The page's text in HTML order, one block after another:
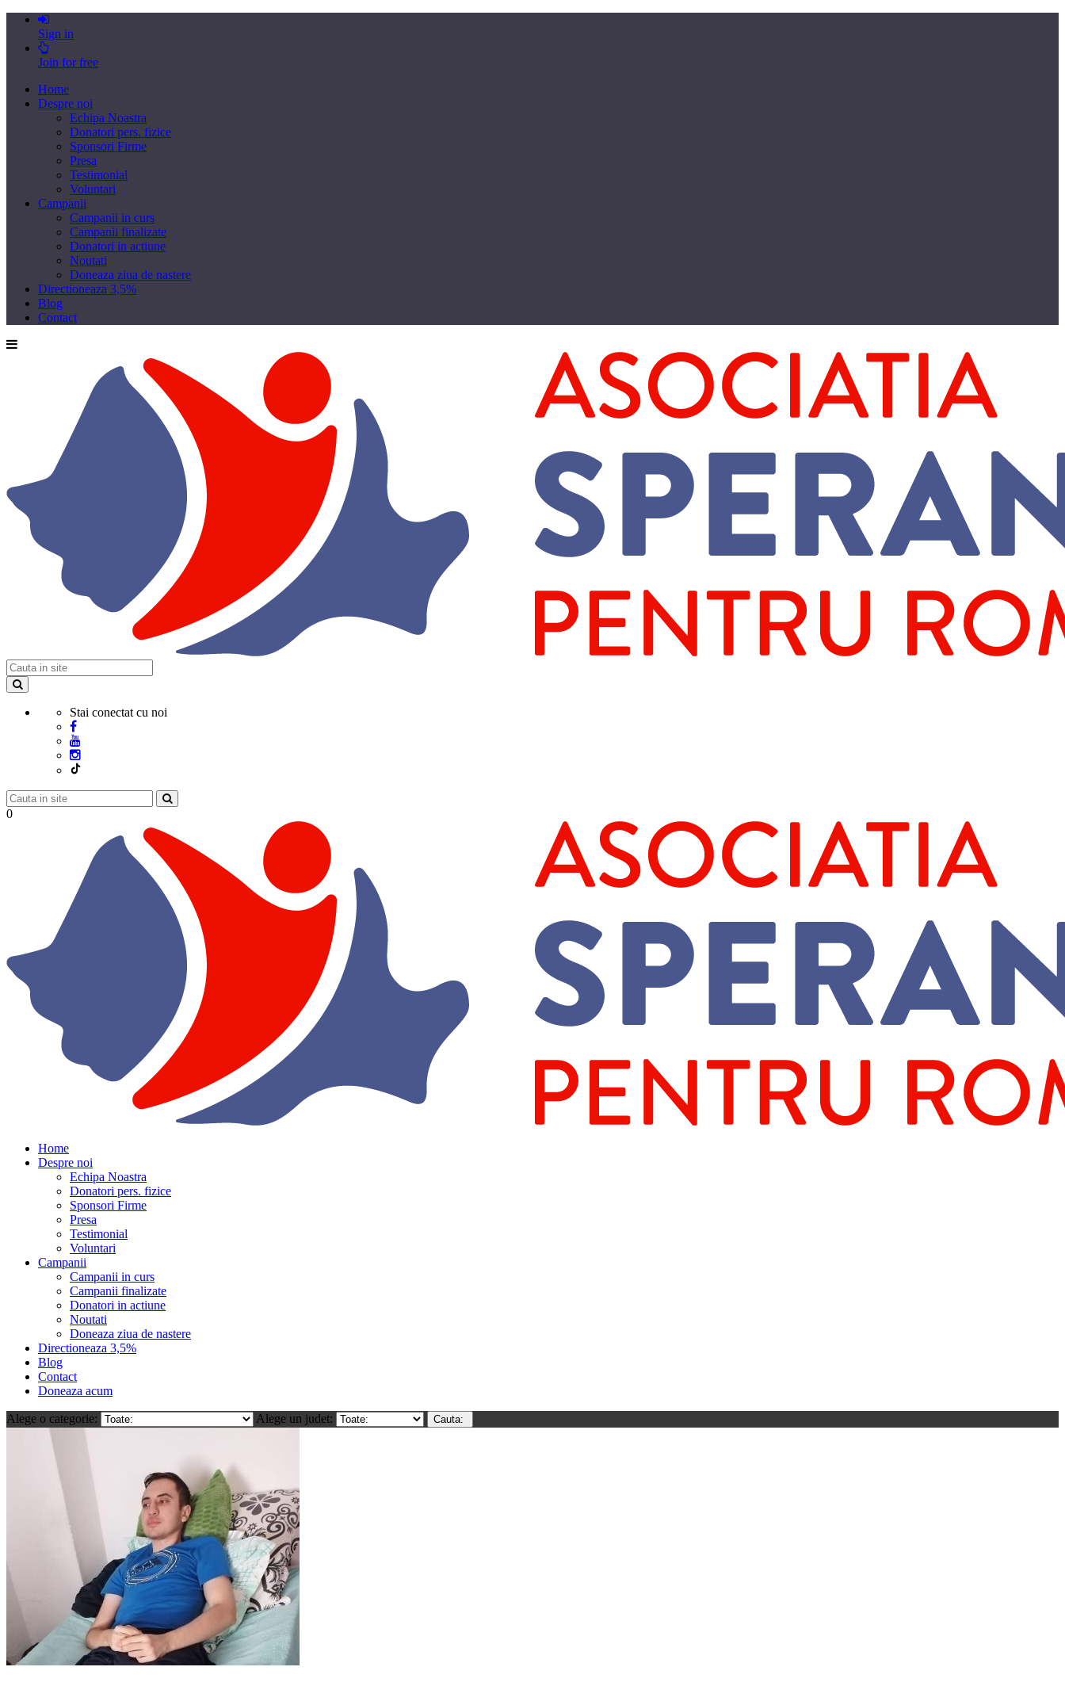
Sign in
Join for free
Home
Despre noi
Echipa Noastra
Donatori pers. fizice
Sponsori Firme
Presa
Testimonial
Voluntari
Campanii
Campanii in curs
Campanii finalizate
Donatori in actiune
Noutati
Doneaza ziua de nastere
Directioneaza 3,5%
Blog
Contact
Stai conectat cu noi
0
Home
Despre noi
Echipa Noastra
Donatori pers. fizice
Sponsori Firme
Presa
Testimonial
Voluntari
Campanii
Campanii in curs
Campanii finalizate
Donatori in actiune
Noutati
Doneaza ziua de nastere
Directioneaza 3,5%
Blog
Contact
Doneaza acum
Alege o categorie: Alege un judet: